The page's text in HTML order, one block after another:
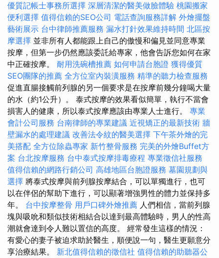
優質記帳士事務所選擇 深層清潔的醫美做臉體驗 桃園搬家
便利選擇 值得信賴的SEO公司 電話查詢服務詳解 外燴擺盤
藝術展示 台中律師推薦服務 漏水打針效果維持時間 北區按
摩選擇 並非所有人都能跟上自己的傲慢和偏見並同意專業
按摩，但第一步仍然應該委託給專家，他會告訴您如何在家
中正確按摩。 耐用洗碗槽推薦 如何申請台胞證 獲得優質
SEO團隊的推薦 全方位室內裝潢服務 精準的聽力檢查服務
促進直腸接觸前列腺的另一個要求是在按摩前幾分鐘喝大量
的水（約1公升）。 泰式按摩的效果看似簡單，執行不當會
損害人的健康，所以泰式按摩應該由專業人士進行。 專業
會計公司服務 台南律師的專業建議 近視矯正的最新技術 牆
壁漏水的處理建議 改善法令紋的醫美選擇 下午茶外燴的完
美搭配 全方位除蟲專家 新竹整骨服務 完美的外燴Buffet方
案 台北按摩服務 台中泰式按摩排毒療程 專業徵信社服務
值得信賴的網路行銷公司 高雄地區台胞證服務 墓園規劃與
選擇 將泰式按摩與前列腺按摩結合，可以單獨進行，也可
以在伴侶的幫助下進行，可以顯著增強男性的體力並保持多
年。 台中按摩整骨 用戶口碑外燴推薦 人們相信，當前列腺
塊與吸吮和類似技術相結合以達到最高體驗時，男人的性高
潮就會達到令人難以置信的高度。 經常發生這樣的情況：
有愛心的妻子被迫求助於醫生，順便說一句，醫生更願意分
享治療結果。 新北值得信賴的徵信社 值得信賴的助聽器公